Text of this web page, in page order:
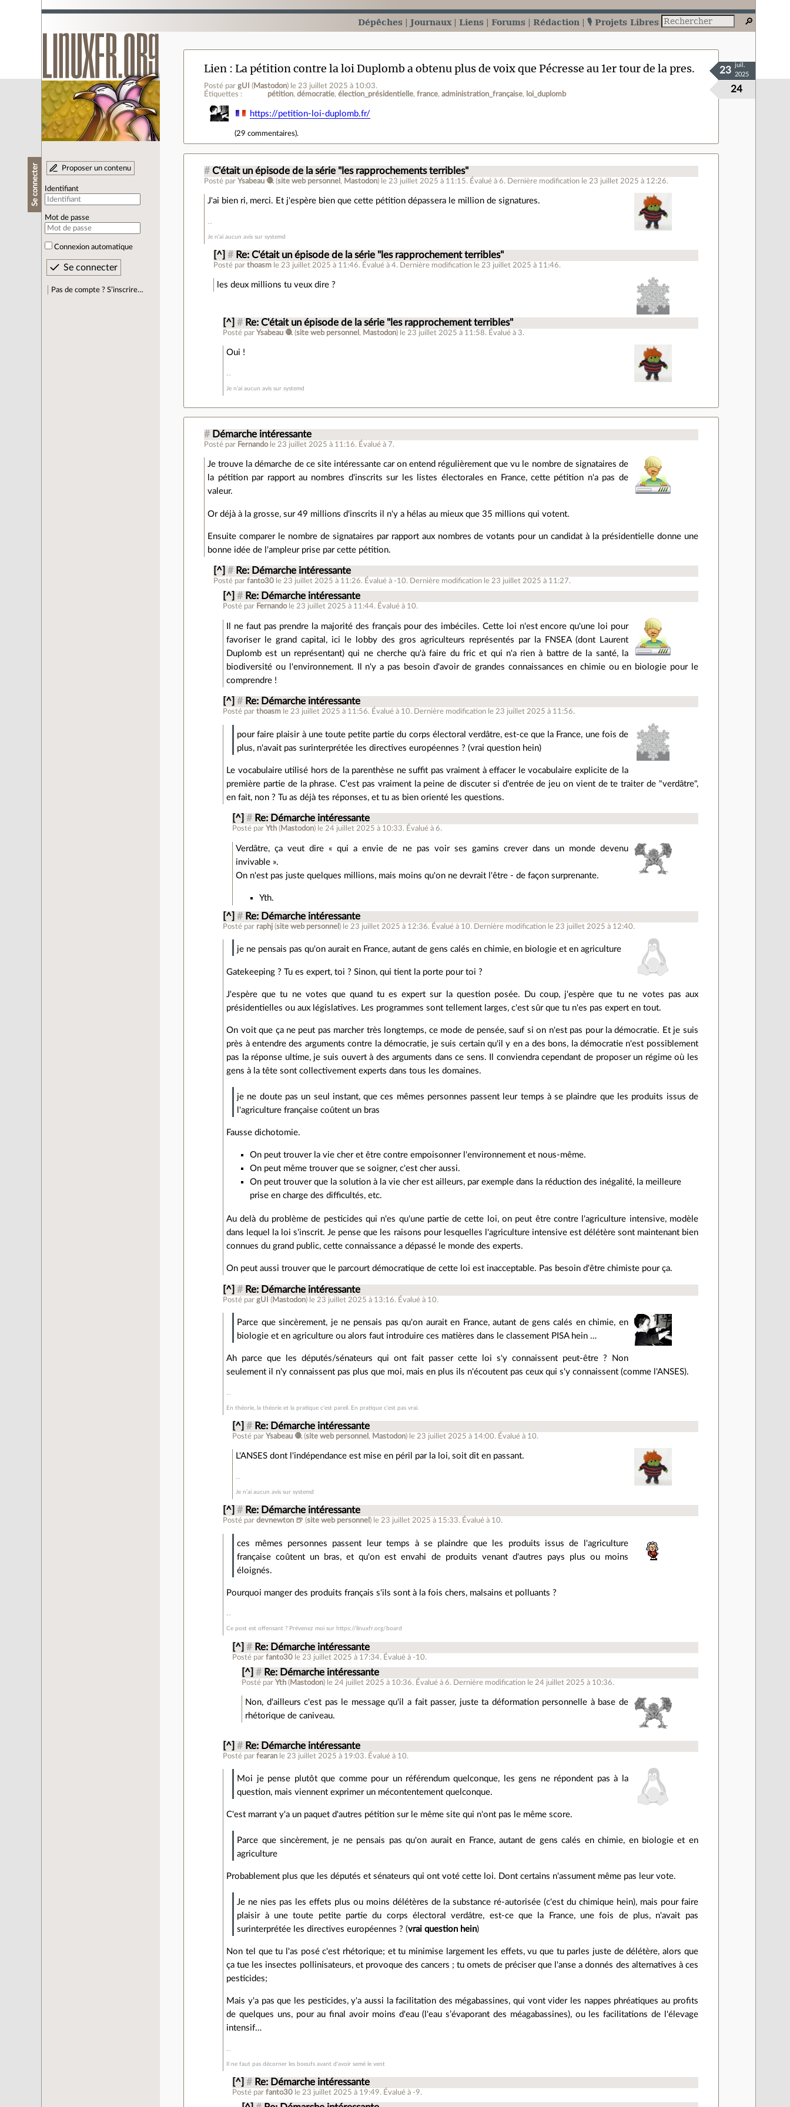
Dépêches Journaux Liens Forums Rédaction 🎙️ Projets Libres
Se connecter Proposer un contenu
Identifiant
Mot de passe
Connexion automatique
Pas de compte ? S’inscrire…
Lien La pétition contre la loi Duplomb a obtenu plus de voix que Pécresse au 1er tour de la pres.
Posté pargUI ( Mastodon) le 23 juillet 2025 à 10:03.
Étiquettes :
pétition démocratie élection_présidentielle france administration_française loi_duplomb 24
23
juil.
2025
https://petition-loi-duplomb.fr/
(29 commentaires).
# C'était un épisode de la série "les rapprochements terribles"
Posté parYsabeau 🧶 (site web personnel , Mastodon) le 23 juillet 2025 à 11:15. Évalué à6. Dernière modification le 23 juillet 2025 à 12:26.
J'ai bien ri, merci. Et j'espère bien que cette pétition dépassera le million de signatures.
Je n’ai aucun avis sur systemd
[^] # Re: C'était un épisode de la série "les rapprochement terribles"
Posté parthoasm le 23 juillet 2025 à 11:46. Évalué à4. Dernière modification le 23 juillet 2025 à 11:46.
les deux millions tu veux dire ?
[^] # Re: C'était un épisode de la série "les rapprochement terribles"
Posté parYsabeau 🧶 (site web personnel , Mastodon) le 23 juillet 2025 à 11:58. Évalué à 3.
Oui !
Je n’ai aucun avis sur systemd
# Démarche intéressante
Posté par Fernando le 23 juillet 2025 à 11:16. Évalué à7.
Je trouve la démarche de ce site intéressante car on entend régulièrement que vu le nombre de signataires de
la pétition par rapport au nombres d'inscrits sur les listes électorales en France, cette pétition n'a pas de
valeur.
Or déjà à la grosse, sur 49 millions d'inscrits il n'y a hélas au mieux que 35 millions qui votent.
Ensuite comparer le nombre de signataires par rapport aux nombres de votants pour un candidat à la présidentielle donne une
bonne idée de l'ampleur prise par cette pétition.
[^] # Re: Démarche intéressante
Posté parfanto30 le 23 juillet 2025 à 11:26. Évalué à -10. Dernière modification le 23 juillet 2025 à 11:27.
[^] # Re: Démarche intéressante
Posté par Fernando le 23 juillet 2025 à 11:44. Évalué à 10.
Il ne faut pas prendre la majorité des français pour des imbéciles. Cette loi n'est encore qu'une loi pour
favoriser le grand capital, ici le lobby des gros agriculteurs représentés par la FNSEA (dont Laurent
Duplomb est un représentant) qui ne cherche qu'à faire du fric et qui n'a rien à battre de la santé, la
biodiversité ou l'environnement. Il n'y a pas besoin d'avoir de grandes connaissances en chimie ou en biologie pour le
comprendre !
[^] # Re: Démarche intéressante
Posté parthoasm le 23 juillet 2025 à 11:56. Évalué à 10. Dernière modification le 23 juillet 2025 à 11:56.
pour faire plaisir à une toute petite partie du corps électoral verdâtre, est-ce que la France, une fois de
plus, n'avait pas surinterprétée les directives européennes ? (vrai question hein)
Le vocabulaire utilisé hors de la parenthèse ne suffit pas vraiment à effacer le vocabulaire explicite de la
première partie de la phrase. C'est pas vraiment la peine de discuter si d'entrée de jeu on vient de te traiter de "verdâtre",
en fait, non ? Tu as déjà tes réponses, et tu as bien orienté les questions.
[^] # Re: Démarche intéressante
Posté par Yth ( Mastodon) le 24 juillet 2025 à 10:33. Évalué à6.
Verdâtre, ça veut dire « qui a envie de ne pas voir ses gamins crever dans un monde devenu
invivable ».
On n'est pas juste quelques millions, mais moins qu'on ne devrait l'être - de façon surprenante.
Yth.
[^] # Re: Démarche intéressante
Posté par raphj (site web personnel ) le 23 juillet 2025 à 12:36. Évalué à 10. Dernière modification le 23 juillet 2025 à 12:40.
je ne pensais pas qu'on aurait en France, autant de gens calés en chimie, en biologie et en agriculture
Gatekeeping ? Tu es expert, toi ? Sinon, qui tient la porte pour toi ?
J'espère que tu ne votes que quand tu es expert sur la question posée. Du coup, j'espère que tu ne votes pas aux
présidentielles ou aux législatives. Les programmes sont tellement larges, c'est sûr que tu n'es pas expert en tout.
On voit que ça ne peut pas marcher très longtemps, ce mode de pensée, sauf si on n'est pas pour la démocratie. Et je suis
près à entendre des arguments contre la démocratie, je suis certain qu'il y en a des bons, la démocratie n'est possiblement
pas la réponse ultime, je suis ouvert à des arguments dans ce sens. Il conviendra cependant de proposer un régime où les
gens à la tête sont collectivement experts dans tous les domaines.
je ne doute pas un seul instant, que ces mêmes personnes passent leur temps à se plaindre que les produits issus de
l'agriculture française coûtent un bras
Fausse dichotomie.
On peut trouver la vie cher et être contre empoisonner l'environnement et nous-même.
On peut même trouver que se soigner, c'est cher aussi.
On peut trouver que la solution à la vie cher est ailleurs, par exemple dans la réduction des inégalité, la meilleure
prise en charge des difficultés, etc.
Au delà du problème de pesticides qui n'es qu'une partie de cette loi, on peut être contre l'agriculture intensive, modèle
dans lequel la loi s'inscrit. Je pense que les raisons pour lesquelles l'agriculture intensive est délétère sont maintenant bien
connues du grand public, cette connaissance a dépassé le monde des experts.
On peut aussi trouver que le parcourt démocratique de cette loi est inacceptable. Pas besoin d'être chimiste pour ça.
[^] # Re: Démarche intéressante
Posté pargUI ( Mastodon) le 23 juillet 2025 à 13:16. Évalué à 10.
Parce que sincèrement, je ne pensais pas qu'on aurait en France, autant de gens calés en chimie, en
biologie et en agriculture ou alors faut introduire ces matières dans le classement PISA hein …
Ah parce que les députés/sénateurs qui ont fait passer cette loi s'y connaissent peut-être ? Non
seulement il n'y connaissent pas plus que moi, mais en plus ils n'écoutent pas ceux qui s'y connaissent (comme l'ANSES).
En théorie, la théorie et la pratique c'est pareil. En pratique c'est pas vrai.
[^] # Re: Démarche intéressante
Posté parYsabeau 🧶 (site web personnel , Mastodon) le 23 juillet 2025 à 14:00. Évalué à 10.
L'ANSES dont l'indépendance est mise en péril par la loi, soit dit en passant.
Je n’ai aucun avis sur systemd
[^] # Re: Démarche intéressante
Posté pardevnewton 🍺 (site web personnel ) le 23 juillet 2025 à 15:33. Évalué à 10.
ces mêmes personnes passent leur temps à se plaindre que les produits issus de l'agriculture
française coûtent un bras, et qu'on est envahi de produits venant d'autres pays plus ou moins
éloignés.
Pourquoi manger des produits français s'ils sont à la fois chers, malsains et polluants ?
Ce post est offensant ? Prévenez moi sur https://linuxfr.org/board
[^] # Re: Démarche intéressante
Posté parfanto30 le 23 juillet 2025 à 17:34. Évalué à -10.
[^] # Re: Démarche intéressante
Posté parYth ( Mastodon) le 24 juillet 2025 à 10:36. Évalué à6. Dernière modification le 24 juillet 2025 à 10:36.
Non, d'ailleurs c'est pas le message qu'il a fait passer, juste ta déformation personnelle à base de
rhétorique de caniveau.
[^] # Re: Démarche intéressante
Posté parfearan le 23 juillet 2025 à 19:03. Évalué à 10.
Moi je pense plutôt que comme pour un référendum quelconque, les gens ne répondent pas à la
question, mais viennent exprimer un mécontentement quelconque.
C'est marrant y'a un paquet d'autres pétition sur le même site qui n'ont pas le même score.
Parce que sincèrement, je ne pensais pas qu'on aurait en France, autant de gens calés en chimie, en biologie et en
agriculture
Probablement plus que les députés et sénateurs qui ont voté cette loi. Dont certains n'assument même pas leur vote.
Je ne nies pas les effets plus ou moins délétères de la substance ré-autorisée (c'est du chimique hein), mais pour faire
plaisir à une toute petite partie du corps électoral verdâtre, est-ce que la France, une fois de plus, n'avait pas
surinterprétée les directives européennes ? (vrai question hein)
Non tel que tu l'as posé c'est rhétorique; et tu minimise largement les effets, vu que tu parles juste de délétère, alors que
ça tue les insectes pollinisateurs, et provoque des cancers ; tu omets de préciser que l'anse a donnés des alternatives à ces
pesticides;
Mais y'a pas que les pesticides, y'a aussi la facilitation des mégabassines, qui vont vider les nappes phréatiques au profits
de quelques uns, pour au final avoir moins d'eau (l'eau s’évaporant des méagabassines), ou les facilitations de l'élevage
intensif…
Il ne faut pas décorner les boeufs avant d'avoir semé le vent
[^] # Re: Démarche intéressante
Posté parfanto30 le 23 juillet 2025 à 19:49. Évalué à -9.